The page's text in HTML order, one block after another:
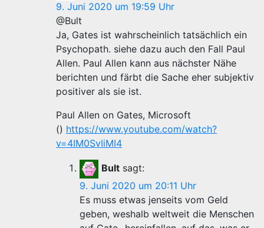
9. Juni 2020 um 19:59 Uhr
@Bult
Ja, Gates ist wahrscheinlich tatsächlich ein
Psychopath. siehe dazu auch den Fall Paul
Allen. Paul Allen kann aus nächster Nähe
berichten und färbt die Sache eher subjektiv
positiver als sie ist.
Paul Allen on Gates, Microsoft
() https://www.youtube.com/watch?
v=4IM0SvIiMI4
Bult sagt:
9. Juni 2020 um 20:11 Uhr
Es muss etwas jenseits vom Geld
geben, weshalb weltweit die Menschen